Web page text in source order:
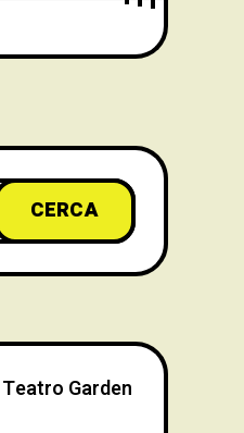
CERCA
Garden